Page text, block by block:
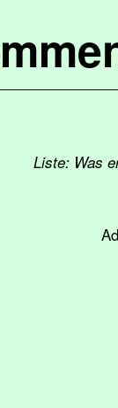
Liste: Was